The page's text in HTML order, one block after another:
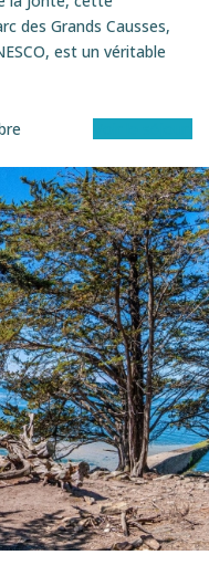
des Grands Causses,
est un véritable